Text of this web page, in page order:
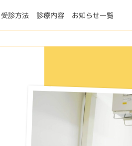
受診方法 診療内容 お知らせ一覧